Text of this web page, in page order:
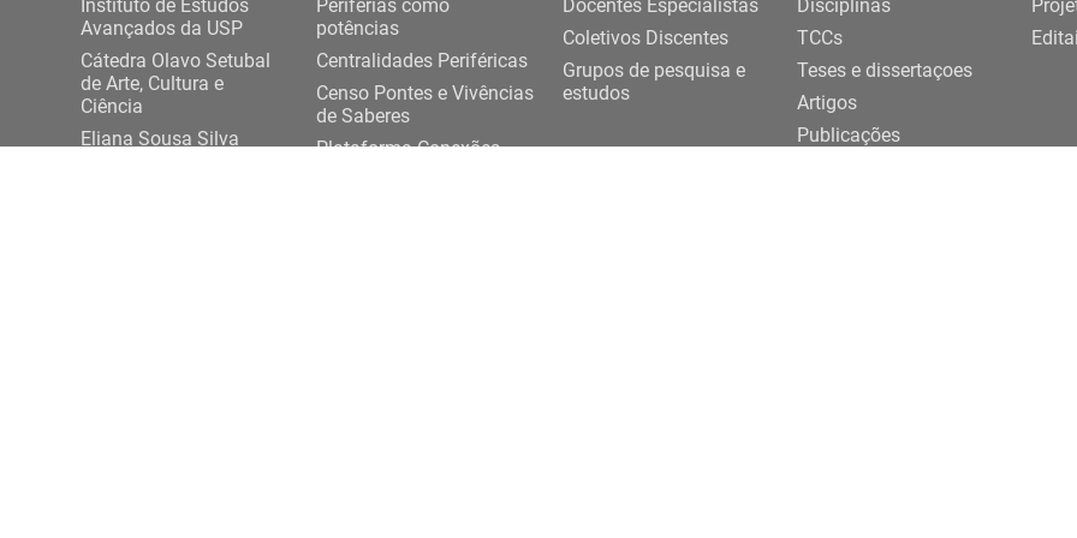
Instituto de Estudos
Avançados da USP
Cátedra Olavo Setubal
de Arte, Cultura e
Ciência
Eliana Sousa Silva
Periferias como
potências
Centralidades Periféricas
Censo Pontes e Vivências
de Saberes
Plataforma Conexões
Docentes Especialistas
Coletivos Discentes
Grupos de pesquisa e
estudos
Disciplinas
TCCs
Teses e dissertaçoes
Artigos
Publicações